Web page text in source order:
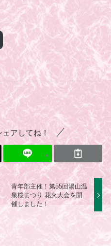
アしてね！
青年部主催！第55回湯山温
泉桜まつり 花火大会を開
催しました！